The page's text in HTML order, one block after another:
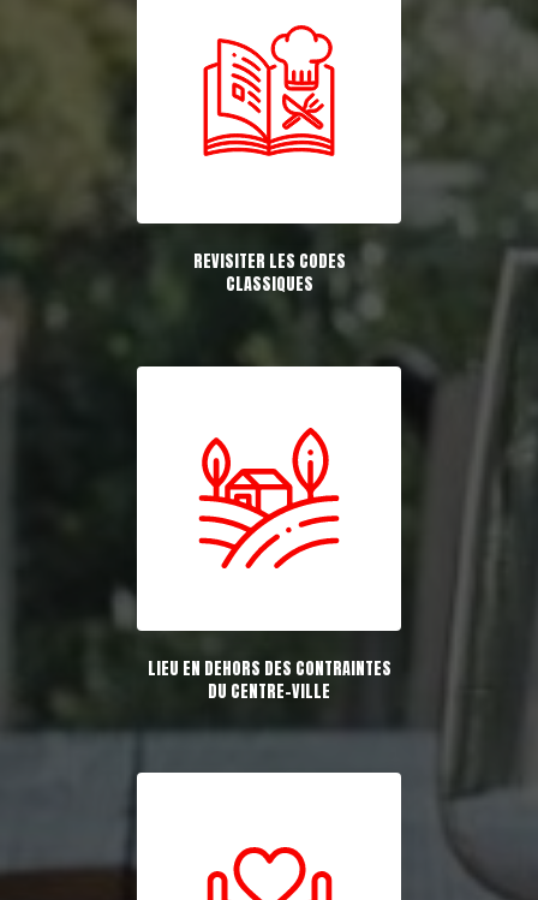
REVISITER LES CODES
CLASSIQUES
LIEU EN DEHORS DES CONTRAINTES
DU CENTRE-VILLE